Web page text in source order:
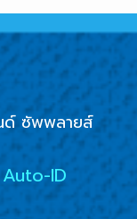
ด์ ซัพพลายส์
ID